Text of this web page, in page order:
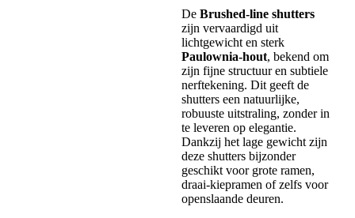
De Brushed-line shutters
zijn vervaardigd uit
lichtgewicht en sterk
Paulownia-hout, bekend om
zijn fijne structuur en subtiele
nerftekening. Dit geeft de
shutters een natuurlijke,
robuuste uitstraling, zonder in
te leveren op elegantie.
Dankzij het lage gewicht zijn
deze shutters bijzonder
geschikt voor grote ramen,
draai-kiepramen of zelfs voor
openslaande deuren.